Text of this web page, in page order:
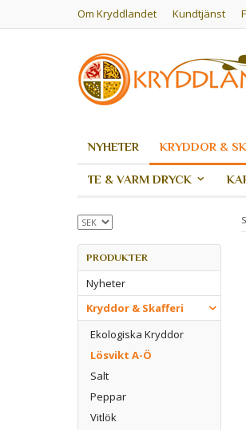
Om Kryddlandet Kundtjänst
NYHETER KRYDDOR &
TE & VARM DRYCK
PRODUKTER
Nyheter
Kryddor & Skafferi
Ekologiska Kryddor
Lösvikt A-Ö
Salt
Peppar
Vitlök